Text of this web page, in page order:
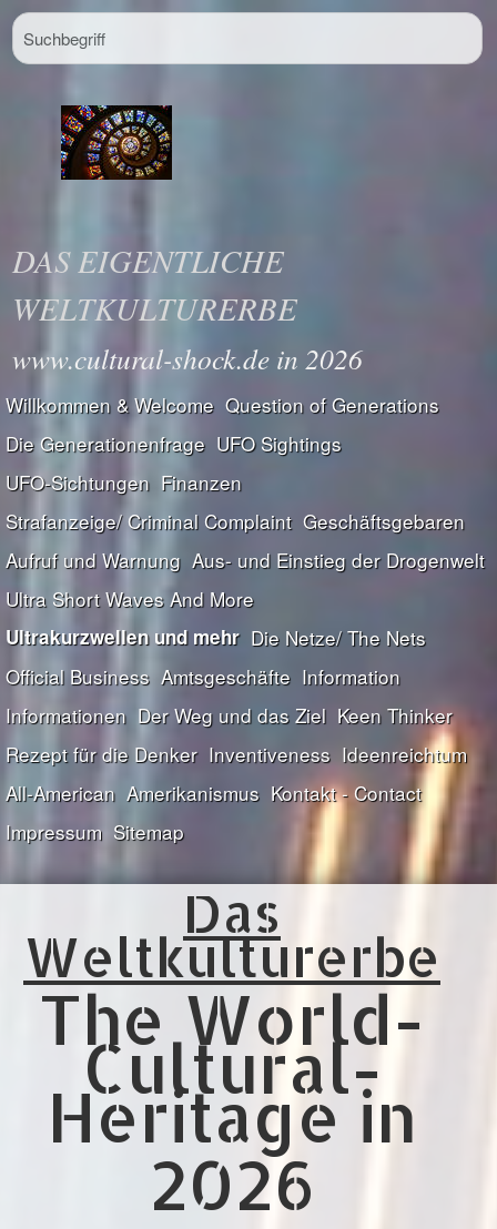
DAS EIGENTLICHE
WELTKULTURERBE
www.cultural-shock.de in 2026
Willkommen & Welcome Question of Generations
Die Generationenfrage UFO Sightings
UFO-Sichtungen Finanzen
Strafanzeige/ Criminal Complaint Geschäftsgebaren
Aufruf und Warnung Aus- und Einstieg der Drogenwelt
Ultra Short Waves And More
Ultrakurzwellen und mehr Die Netze/ The Nets
Official Business Amtsgeschäfte Information
Informationen Der Weg und das Ziel Keen Thinker
Rezept für die Denker Inventiveness Ideenreichtum
All-American Amerikanismus Kontakt - Contact
Impressum Sitemap
Das
Weltkulturerbe
The World-
Cultural-
Heritage in
2026